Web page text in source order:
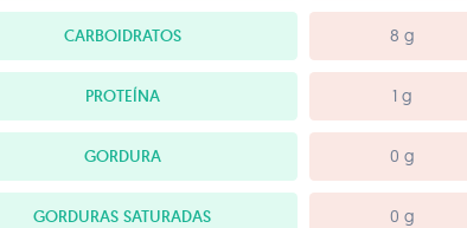
CARBOIDRATOS 8 g
PROTEÍNA 1 g
GORDURA 0 g
GORDURAS SATURADAS 0 g